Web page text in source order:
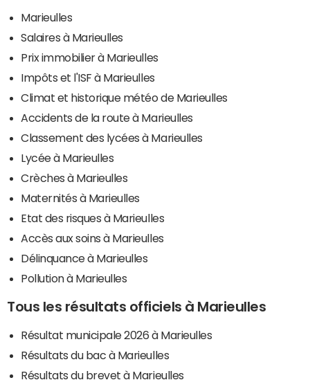
Marieulles
Salaires à Marieulles
Prix immobilier à Marieulles
Impôts et l'ISF à Marieulles
Climat et historique météo de Marieulles
Accidents de la route à Marieulles
Classement des lycées à Marieulles
Lycée à Marieulles
Crèches à Marieulles
Maternités à Marieulles
Etat des risques à Marieulles
Accès aux soins à Marieulles
Délinquance à Marieulles
Pollution à Marieulles
Tous les résultats officiels à Marieulles
Résultat municipale 2026 à Marieulles
Résultats du bac à Marieulles
Résultats du brevet à Marieulles